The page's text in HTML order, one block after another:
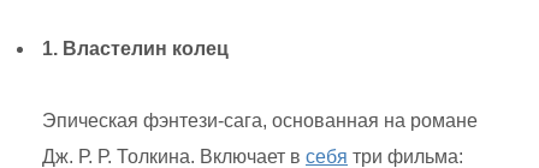
1. Властелин колец
Эпическая фэнтези-сага, основанная на романе
Дж. Р. Р. Толкина. Включает в себя три фильма: